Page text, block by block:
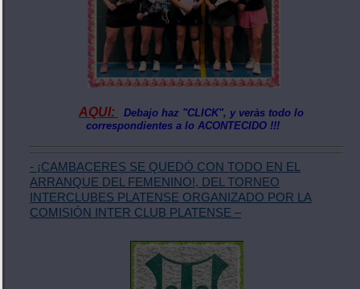
AQUI:
Debajo haz "CLICK", y veràs todo lo
correspondientes a lo ACONTECIDO !!!
- ¡CAMBACERES SE QUEDÓ CON TODO EN EL
ARRANQUE DEL FEMENINO!, DEL TORNEO
INTERCLUBES PLATENSE ORGANIZADO POR LA
COMISIÓN INTER CLUB PLATENSE –